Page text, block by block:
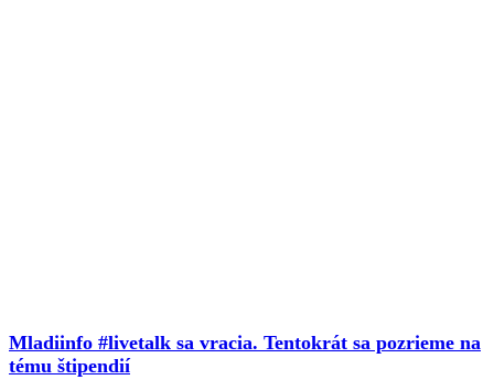
Mladiinfo #livetalk sa vracia. Tentokrát sa pozrieme na
tému štipendií